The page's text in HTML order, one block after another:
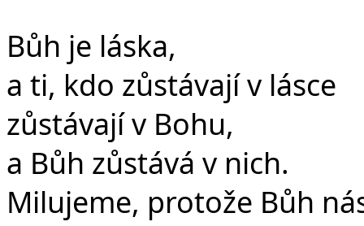
Bůh je láska,
a ti, kdo zůstávají v lásce
zůstávají v Bohu,
a Bůh zůstává v nich.
Milujeme, protože Bůh